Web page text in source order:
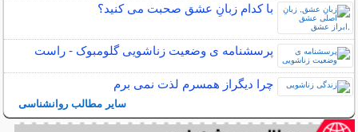
با کدام زبانِ عشق صحبت می کنید؟
پرسشنامه ی وضعیت زناشویی گلومبوک - راست
چرا دیگراز همسرم لذت نمی برم
سایر مطالب روانشناسی